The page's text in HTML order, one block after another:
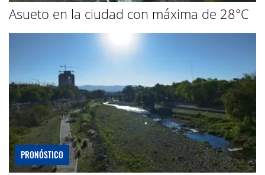
Asueto en la ciudad con máxima de 28°C
PRONÓSTICO